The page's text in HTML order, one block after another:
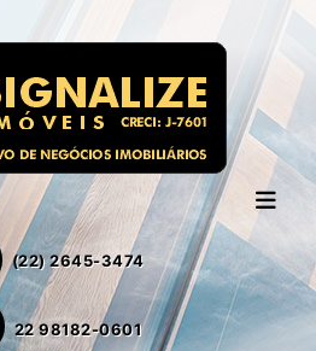
(22) 2645-3474
22 98182-0601